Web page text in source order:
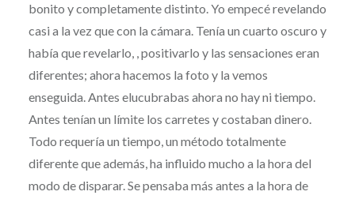
bonito y completamente distinto. Yo empecé revelando
casi a la vez que con la cámara. Tenía un cuarto oscuro y
había que revelarlo, , positivarlo y las sensaciones eran
diferentes; ahora hacemos la foto y la vemos
enseguida. Antes elucubrabas ahora no hay ni tiempo.
Antes tenían un límite los carretes y costaban dinero.
Todo requería un tiempo, un método totalmente
diferente que además, ha influido mucho a la hora del
modo de disparar. Se pensaba más antes a la hora de